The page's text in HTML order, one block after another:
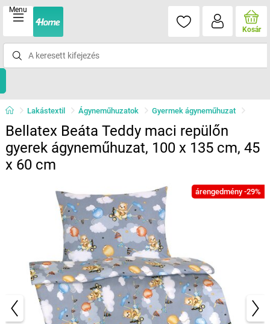
Menu
Kosár
Lakástextil Ágyneműhuzatok Gyermek ágyneműhuzat
Bellatex Beáta Teddy maci repülőn
gyerek ágyneműhuzat, 100 x 135 cm, 45
x 60 cm
árengedmény -29%